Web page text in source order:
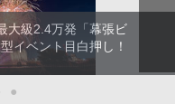
大級2.4万発「幕張ビ
イベント目白押し！
●